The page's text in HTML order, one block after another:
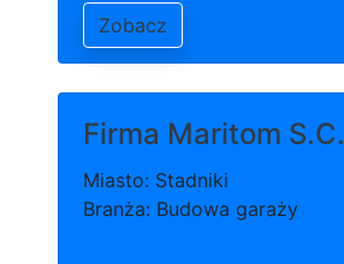
Zobacz
Firma Maritom S.C.
Miasto: Stadniki
Branża: Budowa garaży